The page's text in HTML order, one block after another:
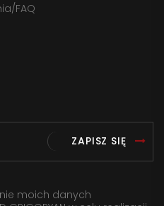
FAQ
ZAPISZ SIĘ
moich danych